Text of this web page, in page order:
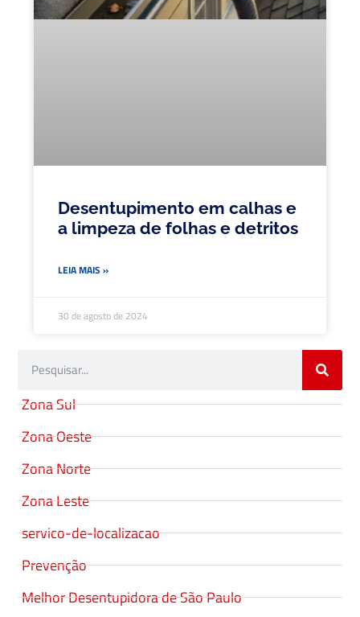
Desentupimento em calhas e
a limpeza de folhas e detritos
LEIA MAIS »
30 de agosto de 2024
Zona Sul
Zona Oeste
Zona Norte
Zona Leste
servico-de-localizacao
Prevenção
Melhor Desentupidora de São Paulo